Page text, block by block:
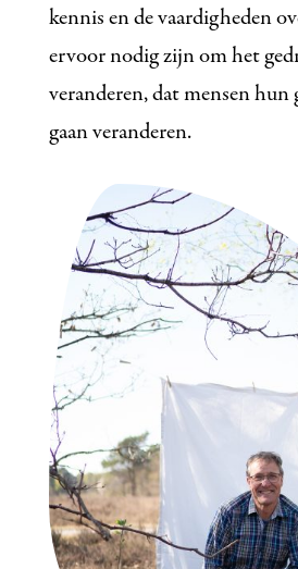
kennis en de vaardigheden
ervoor nodig zijn om het
veranderen, dat mensen hun
gaan veranderen.